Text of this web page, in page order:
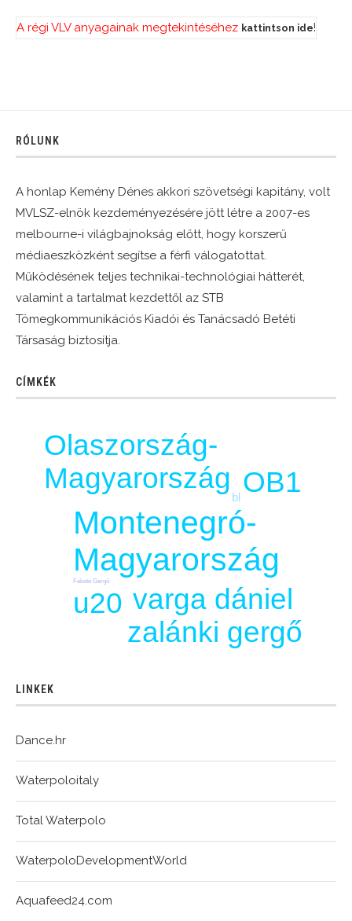
A régi VLV anyagainak megtekintéséhez kattintson ide!
RÓLUNK
A honlap Kemény Dénes akkori szövetségi kapitány, volt
MVLSZ-elnök kezdeményezésére jött létre a 2007-es
melbourne-i világbajnokság előtt, hogy korszerű
médiaeszközként segítse a férfi válogatottat.
Működésének teljes technikai-technológiai hátterét,
valamint a tartalmat kezdettől az STB
Tömegkommunikációs Kiadói és Tanácsadó Betéti
Társaság biztosítja.
CÍMKÉK
Montenegró-
Magyarország
OB1
Olaszország-
Magyarország
u20 varga dániel
zalánki gergő
bl
Fekete Gergő
LINKEK
Dance.hr
Waterpoloitaly
Total Waterpolo
WaterpoloDevelopmentWorld
Aquafeed24.com